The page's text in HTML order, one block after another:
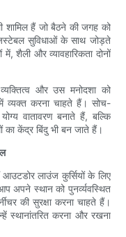
शामिल हैं जो बैठने की जगह को
सुविधाओं के साथ जोड़ते
शैली और व्यावहारिकता दोनों
और उस मनोदशा को
व्यक्त करना चाहते हैं। सोच-
वातावरण बनाते हैं, बल्कि
केंद्र बिंदु भी बन जाते हैं।
आउटडोर लाउंज कुर्सियों के लिए
अपने स्थान को पुनर्व्यवस्थित
की सुरक्षा करना चाहते हैं।
स्थानांतरित करना और रखना